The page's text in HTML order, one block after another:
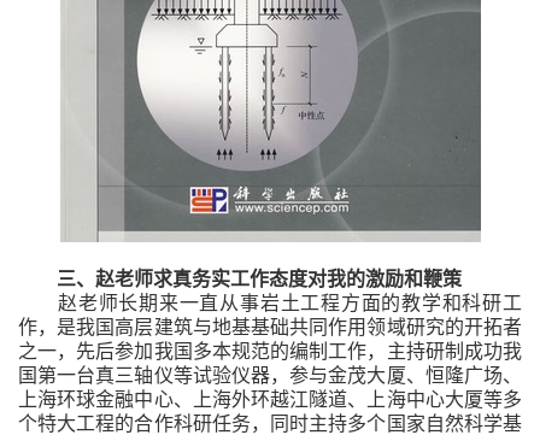
三、赵老师求真务实工作态度对我的激励和鞭策
赵老师长期来一直从事岩土工程方面的教学和科研工
作，是我国高层建筑与地基基础共同作用领域研究的开拓者
之一，先后参加我国多本规范的编制工作，主持研制成功我
国第一台真三轴仪等试验仪器，参与金茂大厦、恒隆广场、
上海环球金融中心、上海外环越江隧道、上海中心大厦等多
个特大工程的合作科研任务，同时主持多个国家自然科学基